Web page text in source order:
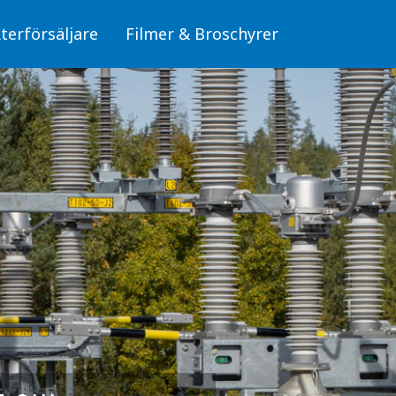
miljö och säkerhet
och
trafik
Fiber/OPTO
Skyltar för fiber (OPTO)
Stolpar för fiber (OPTO)
Filmer & Broschyrer
Skyltar
Skyltar för elanläggningar
Fiber/OPTO
Luftledning/Sambyggnad
Skyltar för hälsa, miljö och säkerhet
Skyltar för Fordonsladdning
Sjöfart, Kraftverksdammar och Pegelskalor